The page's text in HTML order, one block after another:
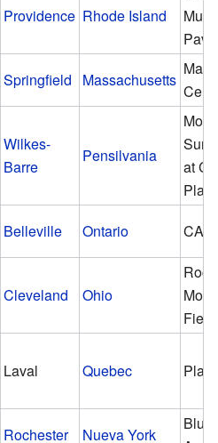
Providence Rhode Island
Springfield Massachusetts
Wilkes-
Barre
Pensilvania
Sun
at
Belleville Ontario CAA
Cleveland Ohio
Laval Quebec
Rochester Nueva York
Blue